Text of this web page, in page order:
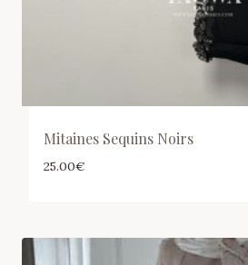
Mitaines Sequins Noirs
25.00€